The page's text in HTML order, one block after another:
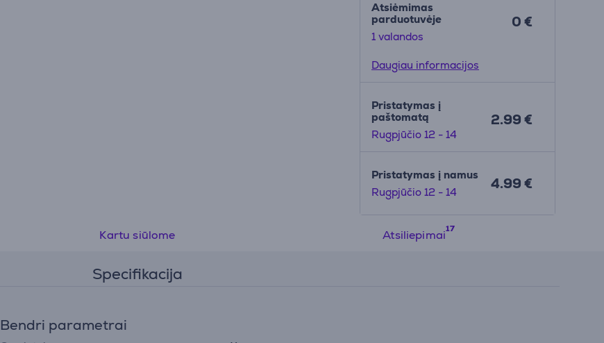
Atsiėmimas
parduotuvėje
1 valandos
0 €
Daugiau informacijos
Pristatymas į
paštomatą
Rugpjūčio 12 - 14
2.99 €
Pristatymas į namus
Rugpjūčio 12 - 14
4.99 €
Kartu siūlome Atsiliepimai
Specifikacija
Bendri parametrai